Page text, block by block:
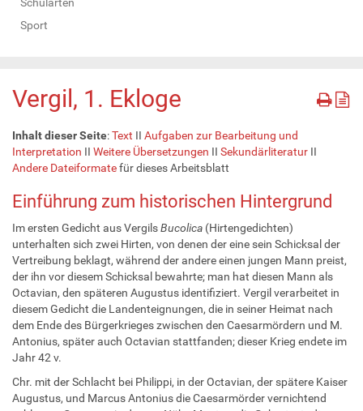
Sport
Vergil, 1. Ekloge
Inhalt dieser Seite:Text II Aufgaben zur Bearbeitung und
Interpretation II Weitere Übersetzungen II Sekundärliteratur II
Andere Dateiformatefür dieses Arbeitsblatt
Einführung zum historischen Hintergrund
Im ersten Gedicht aus VergilsBucolica (Hirtengedichten)
unterhalten sich zwei Hirten, von denen der eine sein Schicksal der
Vertreibung beklagt, während der andere einen jungen Mann preist,
der ihn vor diesem Schicksal bewahrte; man hat diesen Mann als
Octavian, den späteren Augustus identifiziert. Vergil verarbeitet in
diesem Gedicht die Landenteignungen, die in seiner Heimat nach
dem Ende des Bürgerkrieges zwischen den Caesarmördern und M.
Antonius, später auch Octavian stattfanden; dieser Krieg endete im
Jahr 42 v.
Chr. mit der Schlacht bei Philippi, in der Octavian, der spätere Kaiser
Augustus, und Marcus Antonius die Caesarmörder vernichtend